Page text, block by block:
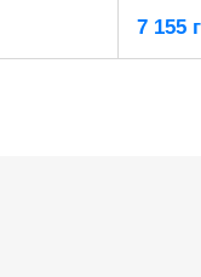
7 155